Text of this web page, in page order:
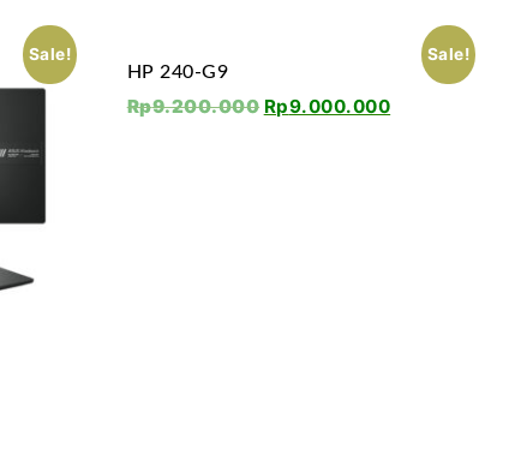
Sale!
Sale!
HP 240-G9
Rp9.200.000 Rp9.000.000